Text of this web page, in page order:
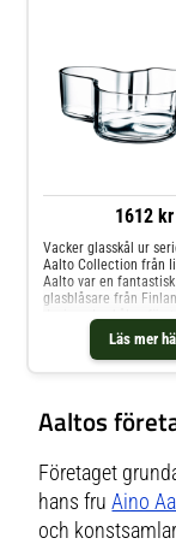
1612 kr
Läs mer
Vacker glasskål ur
Aalto Collection från
Aalto var en fantastisk
glasblåsare från
1936. Ett hantverk
endast är sju stycken
Skandinaviska
liv.Alvar Aalto
serie med många
olika färger och
varandra i exklusiv
Dessertskålar och
Uppläggningsfat hos
Aaltos
Företaget
hans fruAino
och